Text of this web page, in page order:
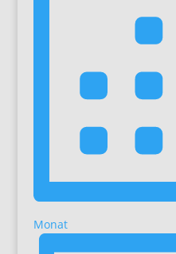
Monat